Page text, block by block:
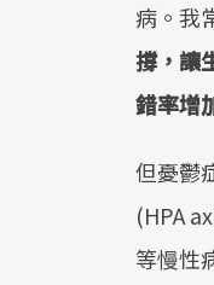
病。我
撐，讓
錯率增
但憂鬱
(HPA
等慢性